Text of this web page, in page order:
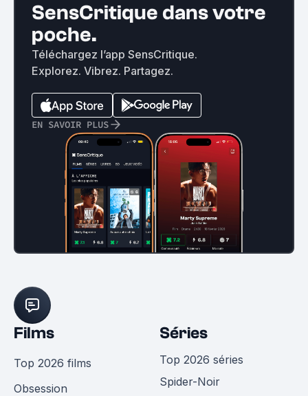
SensCritique dans votre
poche.
Téléchargez l’app SensCritique.
Explorez. Vibrez. Partagez.
EN SAVOIR PLUS
Films
Top 2026 films
Obsession
Séries
Top 2026 séries
Spider-Noir